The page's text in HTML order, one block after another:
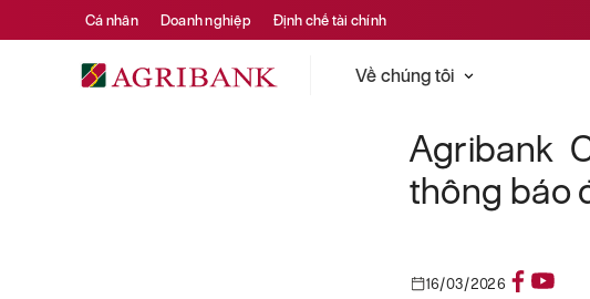
Cá nhân Doanh nghiệp Định chế tài chính
Về chúng tôi
Agribank
thông báo
16/03/2026